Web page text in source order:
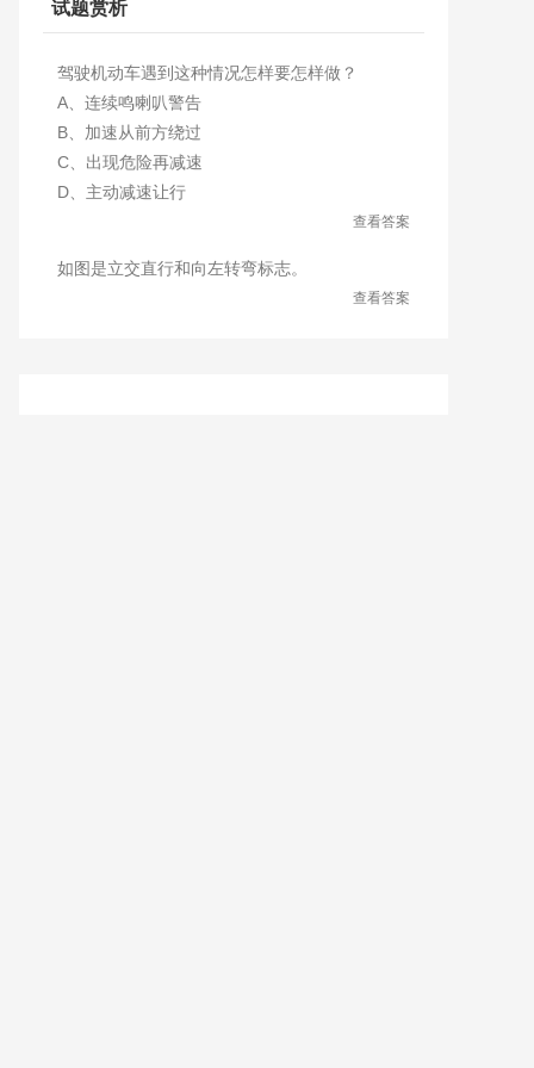
试题赏析
驾驶机动车遇到这种情况怎样要怎样做？
A、连续鸣喇叭警告
B、加速从前方绕过
C、出现危险再减速
D、主动减速让行
查看答案
如图是立交直行和向左转弯标志。
查看答案